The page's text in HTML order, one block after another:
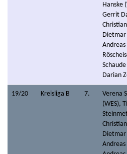
Hanske
Gerrit
Dietmar
Andreas
Schaude
Darian
19/20 Kreisliga B 7.
Verena
(WES),
Dietmar
Andreas